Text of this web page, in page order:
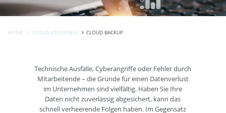
HOME CLOUD LÖSUNGEN CLOUD BACKUP
Technische Ausfälle, Cyberangriffe oder Fehler durch
Mitarbeitende – die Gründe für einen Datenverlust
im Unternehmen sind vielfältig. Haben Sie Ihre
Daten nicht zuverlässig abgesichert, kann das
schnell verheerende Folgen haben. Im Gegensatz